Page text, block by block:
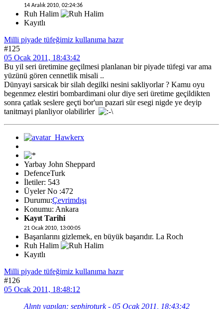
14 Aralık 2010, 02:24:36
Ruh Halim
Kayıtlı
Milli piyade tüfeğimiz kullanıma hazır
#125
05 Ocak 2011, 18:43:42
Bu yil seri üretimine geçilmesi planlanan bir piyade tüfegi var ama
yüzünü gören cennetlik misali ..
Dünyayi sarsicak bir silah degilki nesini sakliyorlar ? Kamu oyu
begenmez elestiri bombardimani olur diye seri üretime geçildikten
sonra çatlak seslere geçti bor'un pazari sür esegi nigde ye deyip
tanitmayi planliyor olabilirler
Yarbay John Sheppard
DefenceTurk
İletiler: 543
Üyeler No :472
Durumu:Çevrimdışı
Konumu: Ankara
Kayıt Tarihi
21 Ocak 2010, 13:00:05
Başarılarını gizlemek, en büyük başarıdır. La Roch
Ruh Halim
Kayıtlı
Milli piyade tüfeğimiz kullanıma hazır
#126
05 Ocak 2011, 18:48:12
Alıntı yapılan: sephiroturk - 05 Ocak 2011, 18:43:42